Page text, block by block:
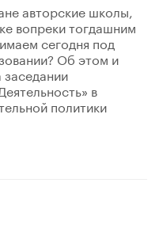
авторские школы,
вопреки тогдашним
сегодня под
Об этом и
в
политики